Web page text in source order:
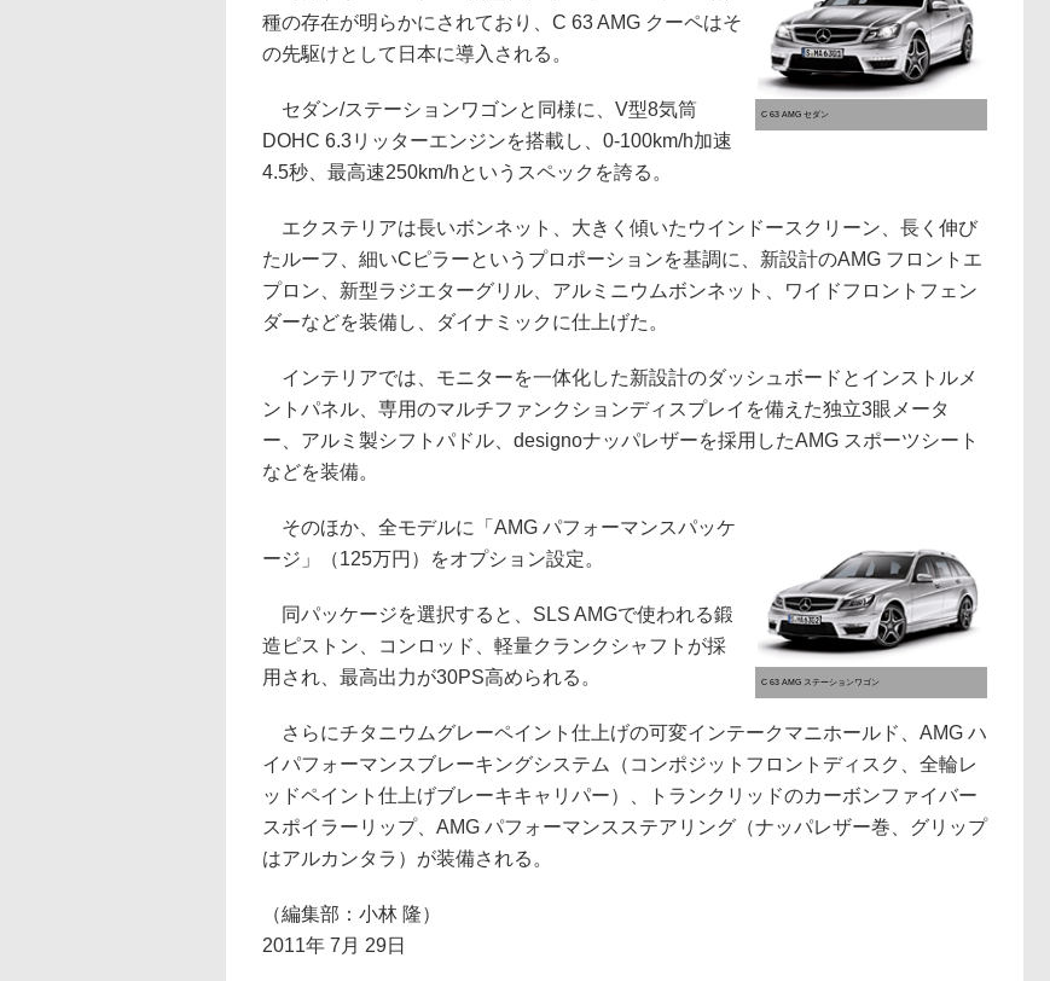
C 63 AMG セダン
種の存在が明らかにされており、C 63 AMG クーペはそ
の先駆けとして日本に導入される。
セダン/ステーションワゴンと同様に、V型8気筒
DOHC 6.3リッターエンジンを搭載し、0-100km/h加速
4.5秒、最高速250km/hというスペックを誇る。
エクステリアは長いボンネット、大きく傾いたウインドースクリーン、長く伸び
たルーフ、細いCピラーというプロポーションを基調に、新設計のAMG フロントエ
プロン、新型ラジエターグリル、アルミニウムボンネット、ワイドフロントフェン
ダーなどを装備し、ダイナミックに仕上げた。
インテリアでは、モニターを一体化した新設計のダッシュボードとインストルメ
ントパネル、専用のマルチファンクションディスプレイを備えた独立3眼メータ
ー、アルミ製シフトパドル、designoナッパレザーを採用したAMG スポーツシート
などを装備。
C 63 AMG ステーションワゴン
そのほか、全モデルに「AMG パフォーマンスパッケ
ージ」（125万円）をオプション設定。
同パッケージを選択すると、SLS AMGで使われる鍛
造ピストン、コンロッド、軽量クランクシャフトが採
用され、最高出力が30PS高められる。
さらにチタニウムグレーペイント仕上げの可変インテークマニホールド、AMG ハ
イパフォーマンスブレーキングシステム（コンポジットフロントディスク、全輪レ
ッドペイント仕上げブレーキキャリパー）、トランクリッドのカーボンファイバー
スポイラーリップ、AMG パフォーマンスステアリング（ナッパレザー巻、グリップ
はアルカンタラ）が装備される。
（編集部：小林 隆）
2011年 7月 29日